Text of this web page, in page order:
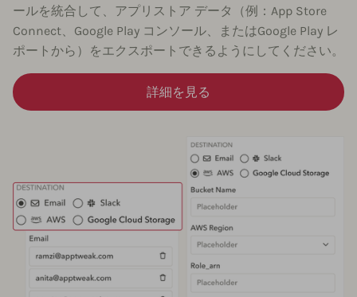
ールを統合して、アプリストア データ（例：App Store
Connect、Google Play コンソール、またはGoogle Play レ
ポートから）をエクスポートできるようにしてください。
詳細を見る